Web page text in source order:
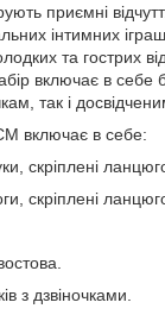
приємні
інтимних
та гострих
включає в себе
так і
включає в себе:
скріплені
скріплені
з дзвіночками.